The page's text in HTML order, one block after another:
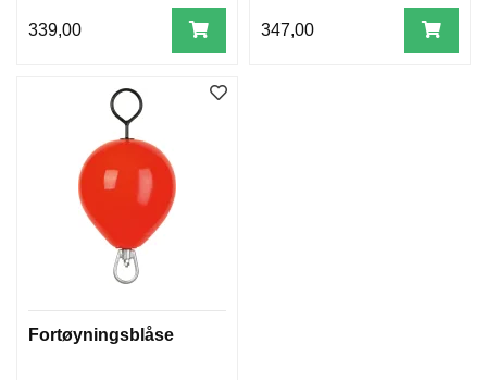
339,00 347,00
Fortøyningsblåse